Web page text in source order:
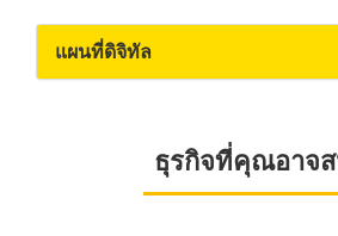
แผนที่ดิจิทัล
ธุรกิจที่คุณอาจ